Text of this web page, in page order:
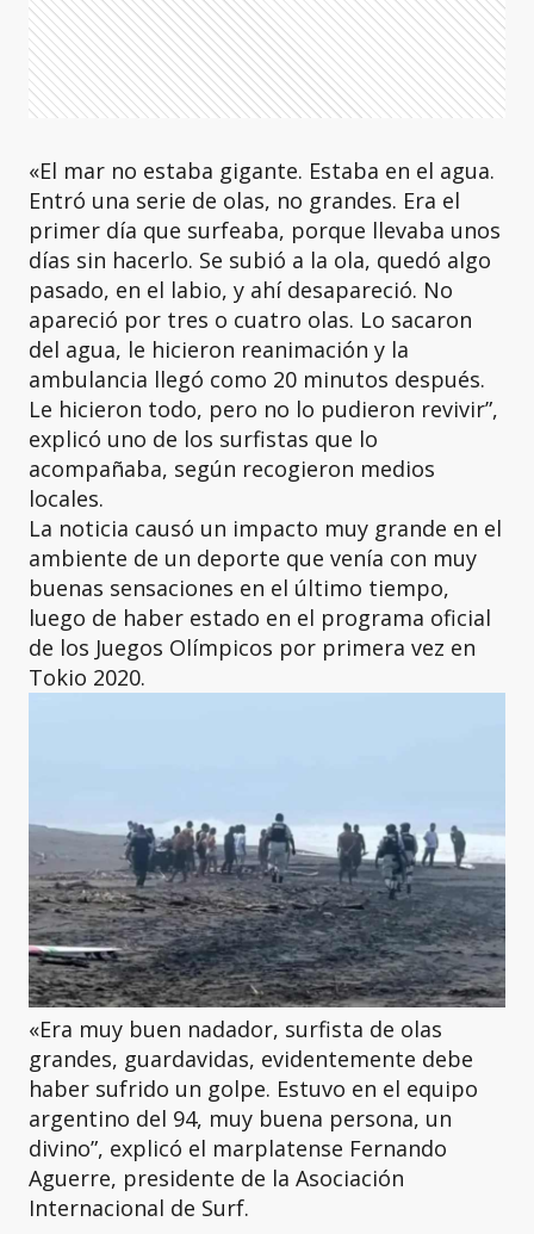
«El mar no estaba gigante. Estaba en el agua.
Entró una serie de olas, no grandes. Era el
primer día que surfeaba, porque llevaba unos
días sin hacerlo. Se subió a la ola, quedó algo
pasado, en el labio, y ahí desapareció. No
apareció por tres o cuatro olas. Lo sacaron
del agua, le hicieron reanimación y la
ambulancia llegó como 20 minutos después.
Le hicieron todo, pero no lo pudieron revivir”,
explicó uno de los surfistas que lo
acompañaba, según recogieron medios
locales.
La noticia causó un impacto muy grande en el
ambiente de un deporte que venía con muy
buenas sensaciones en el último tiempo,
luego de haber estado en el programa oficial
de los Juegos Olímpicos por primera vez en
Tokio 2020.
«Era muy buen nadador, surfista de olas
grandes, guardavidas, evidentemente debe
haber sufrido un golpe. Estuvo en el equipo
argentino del 94, muy buena persona, un
divino”, explicó el marplatense Fernando
Aguerre, presidente de la Asociación
Internacional de Surf.